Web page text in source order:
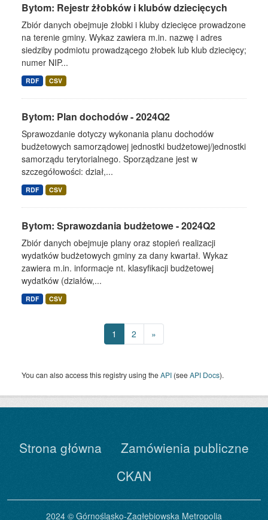
Bytom: Rejestr żłobków i klubów dziecięcych
Zbiór danych obejmuje żłobki i kluby dziecięce prowadzone
na terenie gminy. Wykaz zawiera m.in. nazwę i adres
siedziby podmiotu prowadzącego żłobek lub klub dziecięcy;
numer NIP...
RDF CSV
Bytom: Plan dochodów - 2024Q2
Sprawozdanie dotyczy wykonania planu dochodów
budżetowych samorządowej jednostki budżetowej/jednostki
samorządu terytorialnego. Sporządzane jest w
szczegółowości: dział,...
RDF CSV
Bytom: Sprawozdania budżetowe - 2024Q2
Zbiór danych obejmuje plany oraz stopień realizacji
wydatków budżetowych gminy za dany kwartał. Wykaz
zawiera m.in. informacje nt. klasyfikacji budżetowej
wydatków (działów,...
RDF CSV
1 2 »
You can also access this registry using theAPI (seeAPI Docs).
Strona główna
Zamówienia publiczne
CKAN
2024 © Górnośląsko-Zagłębiowska Metropolia